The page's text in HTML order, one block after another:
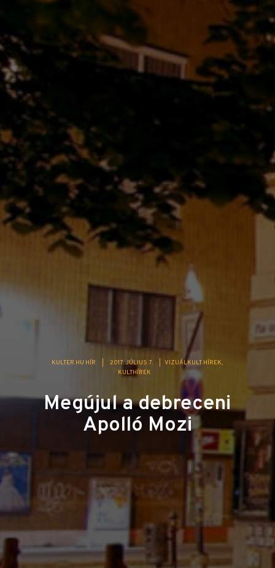
KULTER.HU HÍR 2017. JÚLIUS 7.
VIZUÁLKULT HÍREK
KULTHÍREK
Megújul a debreceni
Apolló Mozi